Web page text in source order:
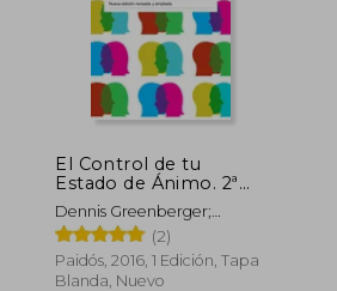
$ 62.70
El Control de tu
Estado de Ánimo. 2ª
Edición: Cambia lo que
Sientes, Cambiando
Cómo Piensas
(Psicología Psiquiatría
Psicoterapia)
Dennis Greenberger;
Christine A. Padesky
(2)
Paidós, 2016, 1 Edición, Tapa
Blanda, Nuevo